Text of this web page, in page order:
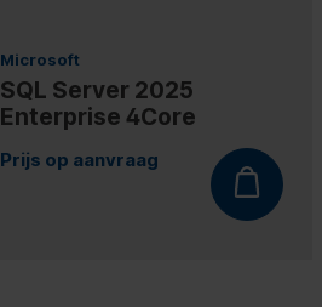
Microsoft
SQL Server 2025
Enterprise 4Core
Prijs op aanvraag